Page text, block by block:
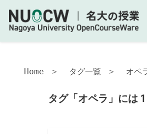
Home タグ一覧 オペ
タグ「オペラ」には